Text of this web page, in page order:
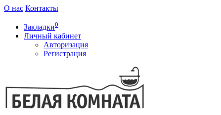
О нас Контакты
Закладки0
Личный кабинет
Авторизация
Регистрация